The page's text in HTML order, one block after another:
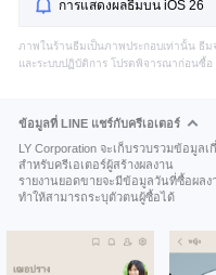
การแสดงผลธีมบน iOS 26
ภาพในร้านธีมเป็นภาพประกอบเท่านั้น ธี
และระบบปฏิบัติการ โปรดพิจารณาก่อนซื้อ
ข้อมูลที่ LINE แชร์กับครีเอเตอร์
LY Corporation จะเก็บรวบรวมข้อมูล
สำหรับครีเอเตอร์ผู้สร้างผลงาน
รายงานยอดขายจะมีข้อมูลวันที่ซื้อผล
ทำให้สามารถระบุตัวตนผู้ซื้อได้